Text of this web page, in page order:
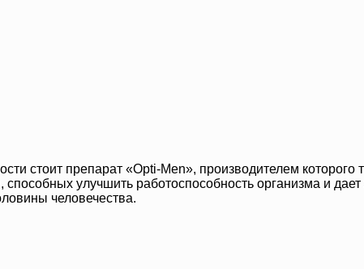
стоит препарат «Opti-Men», производителем
способных улучшить работоспособность организма и
человечества.